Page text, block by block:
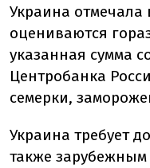
Украина
оцениваются
указанная сумма
Центробанка
семерки,
Украина требует
также зарубежным